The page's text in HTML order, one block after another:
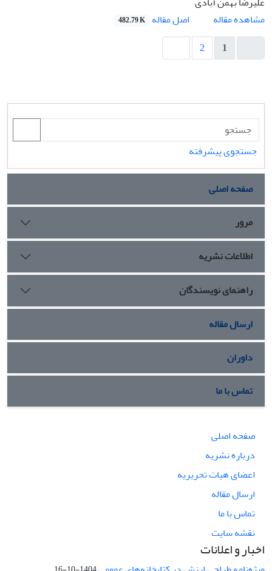
مشاهده مقاله
اصل مقاله 482.79 K
1
2
جستجوی پیشرفته
صفحه اصلی
مرور
اطلاعات نشریه
راهنمای نویسندگان
ارسال مقاله
داوران
تماس با ما
صفحه اصلی
درباره نشریه
اعضای هیات تحریریه
ارسال مقاله
تماس با ما
نقشه سایت
اخبار و اعلانات